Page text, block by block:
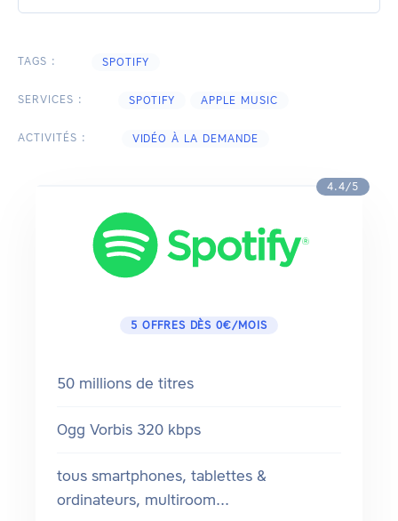
TAGS : SPOTIFY
SERVICES : SPOTIFY APPLE MUSIC
ACTIVITÉS : VIDÉO À LA DEMANDE
4.4/5
5 OFFRES DÈS 0€/MOIS
50 millions de titres
Ogg Vorbis 320 kbps
tous smartphones, tablettes &
ordinateurs, multiroom...